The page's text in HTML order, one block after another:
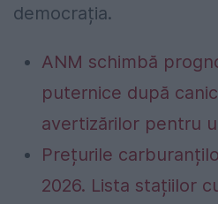
democrația.
ANM schimbă
puternice după
avertizărilor pentru
Prețurile
2026. Lista stațiilor